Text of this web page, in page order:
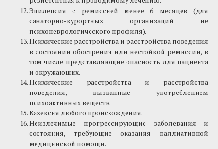
Эпилепсия с ремиссией менее 6 месяцев (для
санаторно-курортных организаций не
психоневрологического профиля).
Психические расстройства и расстройства поведения
в состоянии обострения или нестойкой ремиссии, в
том числе представляющие опасность для пациента
и окружающих.
Психические расстройства и расстройства
поведения, вызванные употреблением
психоактивных веществ.
Кахексия любого происхождения.
Неизлечимые прогрессирующие заболевания и
состояния, требующие оказания паллиативной
медицинской помощи.